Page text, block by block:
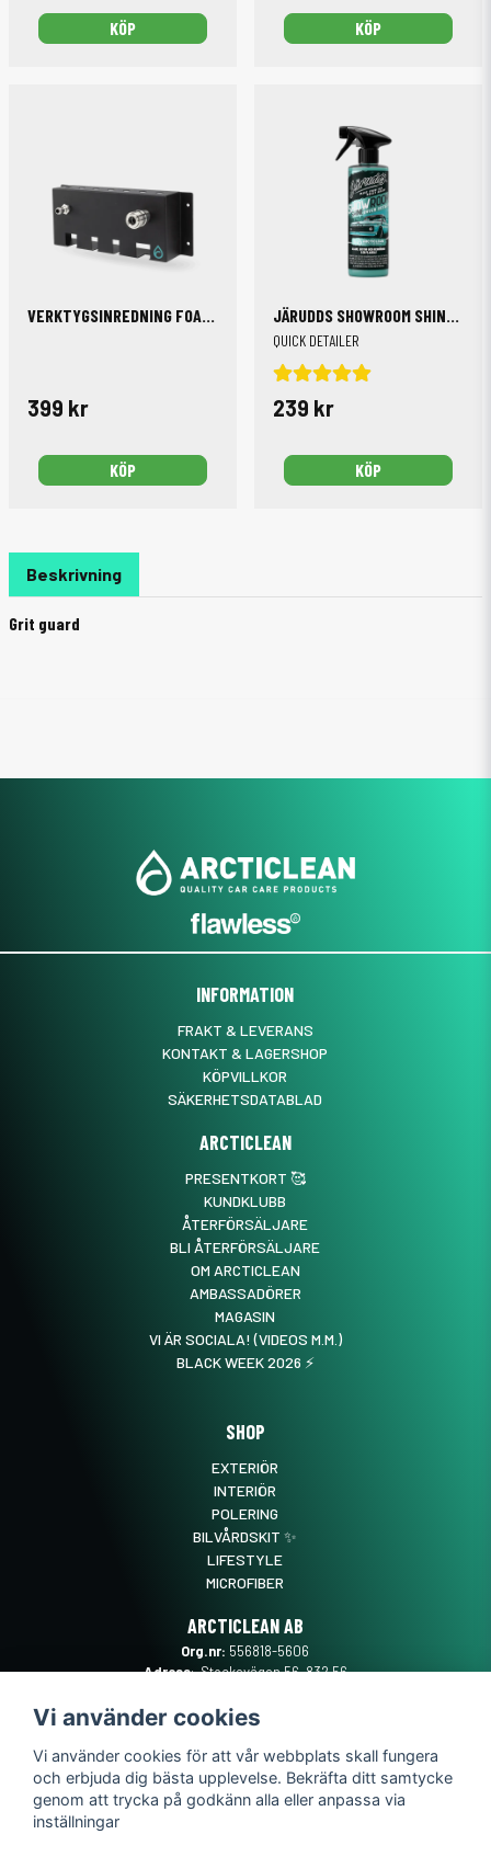
Beskrivning
Grit guard
KÖP KÖP
VERKTYGSINREDNING FOAM LANCE OCH PISTOLGREPP
399 kr
KÖP
JÄRUDDS SHOWROOM SHINE, 500 ML
QUICK DETAILER
239 kr
KÖP
INFORMATION
FRAKT & LEVERANS
KONTAKT & LAGERSHOP
KÖPVILLKOR
SÄKERHETSDATABLAD
ARCTICLEAN
PRESENTKORT 🥰
KUNDKLUBB
ÅTERFÖRSÄLJARE
BLI ÅTERFÖRSÄLJARE
OM ARCTICLEAN
AMBASSADÖRER
MAGASIN
VI ÄR SOCIALA! (VIDEOS M.M.)
BLACK WEEK 2026 ⚡️
SHOP
EXTERIÖR
INTERIÖR
POLERING
BILVÅRDSKIT ✨
LIFESTYLE
MICROFIBER
ARCTICLEAN AB
Org.nr: 556818-5606
Adress: Stockevägen 56, 832 56
Mail :SUPPORT@ARCTICLEAN.SE
Vi använder cookies
Vi använder cookies för att vår webbplats skall fungera
och erbjuda dig bästa upplevelse. Bekräfta ditt samtycke
genom att trycka på godkänn alla eller anpassa via
inställningar